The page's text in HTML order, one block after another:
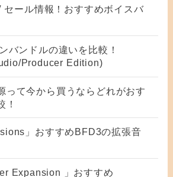
ール情報！おすすめボイスバ
バンドルの違いを比較！
Producer Edition)
って今から買うならどれがおす
！
」おすすめBFD3の拡張音
Expansion 」おすすめ